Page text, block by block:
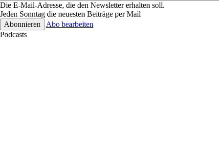
Die E-Mail-Adresse, die den Newsletter erhalten soll.
Jeden Sonntag die neuesten Beiträge per Mail
Abo bearbeiten
Podcasts